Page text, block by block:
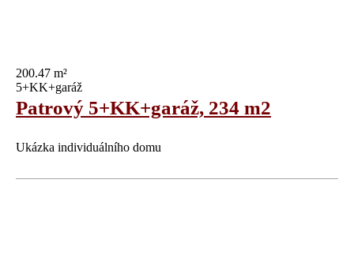
200.47 m²
5+KK+garáž
Patrový 5+KK+garáž, 234 m2
Ukázka individuálního domu